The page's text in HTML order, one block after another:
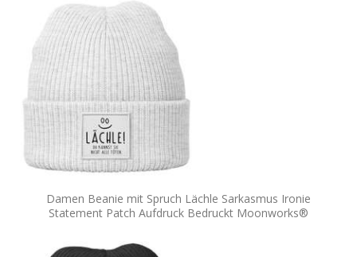
Damen Beanie mit Spruch Lächle Sarkasmus Ironie
Statement Patch Aufdruck Bedruckt Moonworks®